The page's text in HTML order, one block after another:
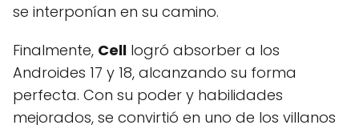
se interponían en su camino.
Finalmente, Cell logró absorber a los
Androides 17 y 18, alcanzando su forma
perfecta. Con su poder y habilidades
mejorados, se convirtió en uno de los villanos